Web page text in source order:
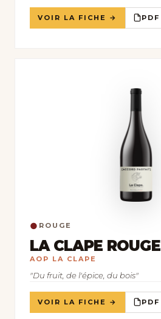
VOIR LA FICHE → PDF
● ROUGE
LA CLAPE ROUGE
AOP LA CLAPE
"Du fruit, de l'épice, du bois"
VOIR LA FICHE → PDF